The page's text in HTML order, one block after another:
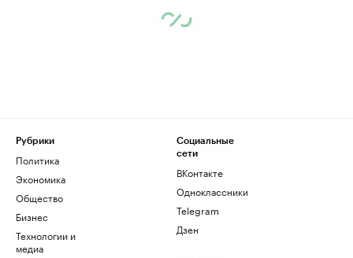
Рубрики
Политика
Экономика
Общество
Бизнес
Технологии и
медиа
Социальные
сети
ВКонтакте
Одноклассники
Telegram
Дзен